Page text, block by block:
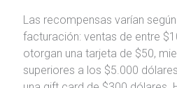
Las recompensas varían
facturación: ventas de entre
otorgan una tarjeta de $50,
superiores a los $5.000